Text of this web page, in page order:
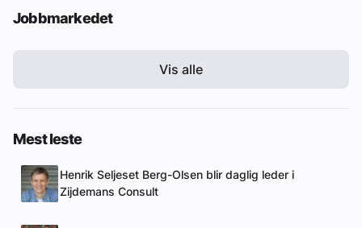
Jobbmarkedet
Vis alle
Mest leste
Henrik Seljeset Berg-Olsen blir daglig leder i
Zijdemans Consult